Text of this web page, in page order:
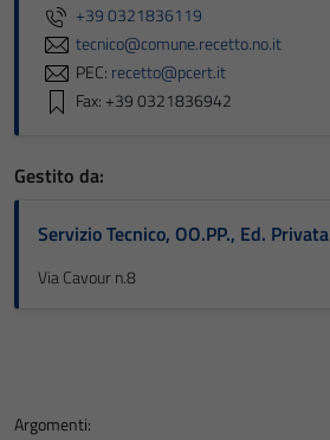
+39 0321836119
tecnico@comune.recetto.no.it
PEC: recetto@pcert.it
Fax: +39 0321836942
Gestito da:
Servizio Tecnico, OO.PP., Ed. Privata
Via Cavour n.8
Argomenti: